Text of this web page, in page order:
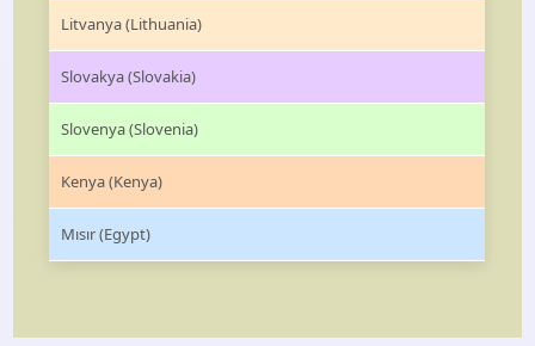
Litvanya (Lithuania)
Slovakya (Slovakia)
Slovenya (Slovenia)
Kenya (Kenya)
Mısır (Egypt)